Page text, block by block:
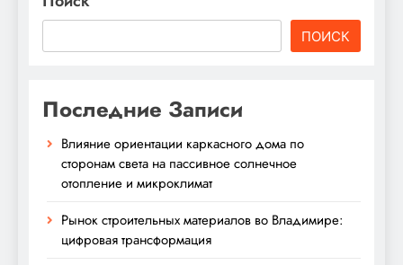
ПОИСК
Последние Записи
Влияние ориентации каркасного дома по
сторонам света на пассивное солнечное
отопление и микроклимат
Рынок строительных материалов во Владимире:
цифровая трансформация